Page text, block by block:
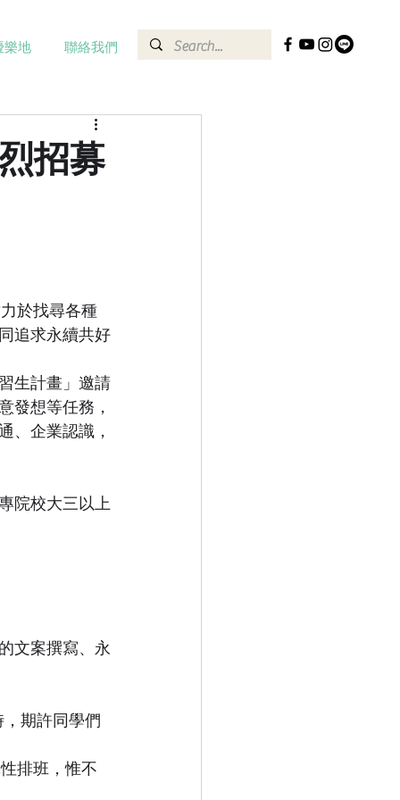
樂地 聯絡我們
招募
於找尋各種
追求永續共好
生計畫」邀請
發想等任務，
、企業認識，
院校大三以上
文案撰寫、永
期許同學們
排班，惟不